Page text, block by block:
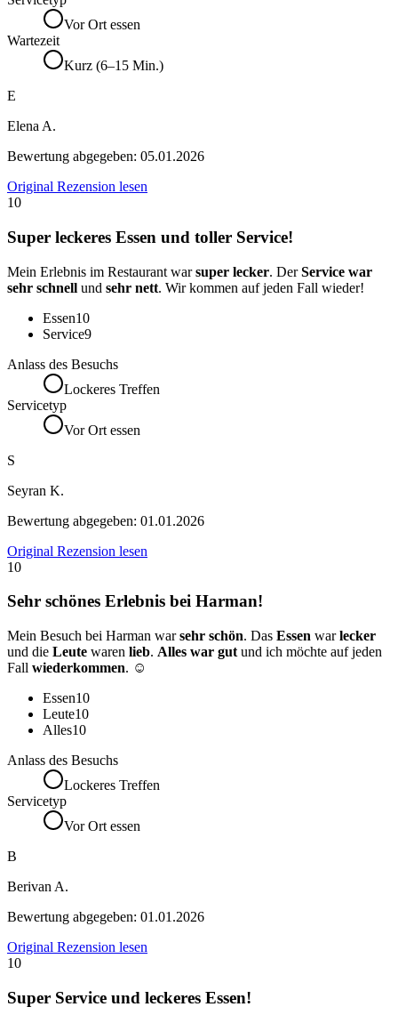
Vor Ort essen
Wartezeit
Kurz (6–15 Min.)
E
Elena A.
Bewertung abgegeben: 05.01.2026
Original Rezension lesen
10
Super leckeres Essen und toller Service!
Mein Erlebnis im Restaurant warsuper lecker. DerService war
sehr schnell und sehr nett. Wir kommen auf jeden Fall wieder!
Essen10
Service9
Anlass des Besuchs
Lockeres Treffen
Servicetyp
Vor Ort essen
S
Seyran K.
Bewertung abgegeben: 01.01.2026
Original Rezension lesen
10
Sehr schönes Erlebnis bei Harman!
Mein Besuch bei Harman warsehr schön. Das Essen warlecker
und die Leute waren lieb. Alles war gut und ich möchte auf jeden
Fall wiederkommen. ☺️
Essen10
Leute10
Alles10
Anlass des Besuchs
Lockeres Treffen
Servicetyp
Vor Ort essen
B
Berivan A.
Bewertung abgegeben: 01.01.2026
Original Rezension lesen
10
Super Service und leckeres Essen!